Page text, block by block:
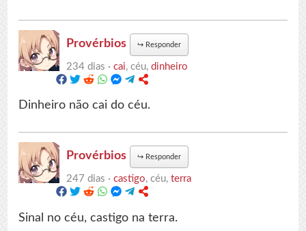
Provérbios ↪ Responder
234 dias ·cai, céu,dinheiro
Dinheiro não cai do céu.
Provérbios ↪ Responder
247 dias ·castigo, céu,terra
Sinal no céu, castigo na terra.